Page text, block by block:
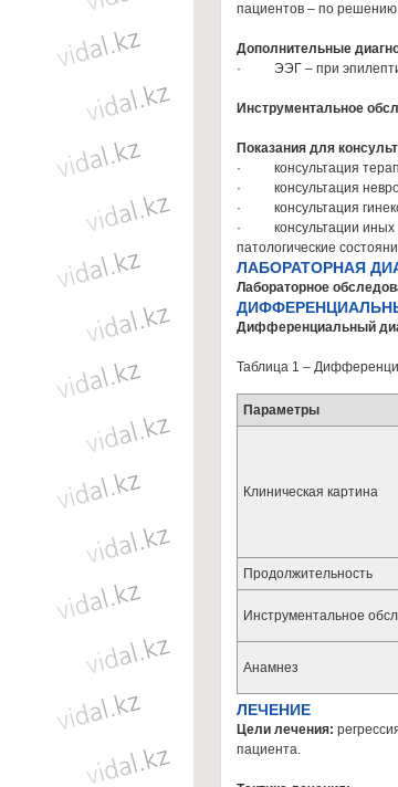
пациентов – по
Дополнительные
· ЭЭГ – при
Инструментальное
Показания для
· консультация
· консультация
· консультация
· консультации иных
патологические
ЛАБОРАТОРНАЯ
Лабораторное
Дифференциальный
Таблица 1 –
Параметры
Клиническая картина
Продолжительность
Инструментальное
Анамнез
ЛЕЧЕНИЕ
Цели лечения:
пациента.